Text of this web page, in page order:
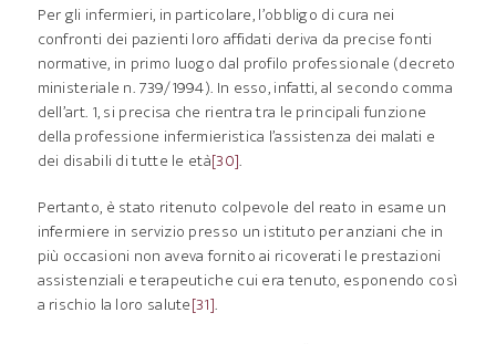
Per gli infermieri, in particolare, l’obbligo di cura nei
confronti dei pazienti loro affidati deriva da precise fonti
normative, in primo luogo dal profilo professionale (decreto
ministeriale n. 739/1994). In esso, infatti, al secondo comma
dell’art. 1, si precisa che rientra tra le principali funzione
della professione infermieristica l’assistenza dei malati e
dei disabili di tutte le età[30].
Pertanto, è stato ritenuto colpevole del reato in esame un
infermiere in servizio presso un istituto per anziani che in
più occasioni non aveva fornito ai ricoverati le prestazioni
assistenziali e terapeutiche cui era tenuto, esponendo così
a rischio la loro salute[31].